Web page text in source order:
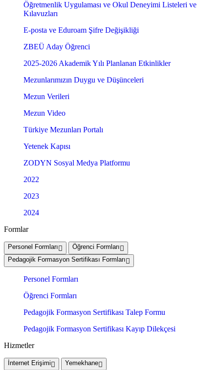
Öğretmenlik Uygulaması ve Okul Deneyimi Listeleri ve
Kılavuzları
E-posta ve Eduroam Şifre Değişikliği
ZBEÜ Aday Öğrenci
2025-2026 Akademik Yılı Planlanan Etkinlikler
Mezunlarımızın Duygu ve Düşünceleri
Mezun Verileri
Mezun Video
Türkiye Mezunları Portalı
Yetenek Kapısı
ZODYN Sosyal Medya Platformu
2022
2023
2024
Formlar
Personel Formları
Öğrenci Formları
Pedagojik Formasyon Sertifikası Formları
Personel Formları
Öğrenci Formları
Pedagojik Formasyon Sertifikası Talep Formu
Pedagojik Formasyon Sertifikası Kayıp Dilekçesi
Hizmetler
İnternet Erişimi Yemekhane